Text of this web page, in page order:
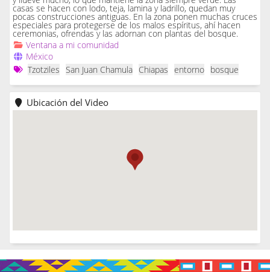
casas se hacen con lodo, teja, lamina y ladrillo, quedan muy
pocas construcciones antiguas. En la zona ponen muchas cruces
especiales para protegerse de los malos espíritus, ahí hacen
ceremonias, ofrendas y las adornan con plantas del bosque.
Ventana a mi comunidad
México
Tzotziles
San Juan Chamula Chiapas entorno bosque
Ubicación del Video